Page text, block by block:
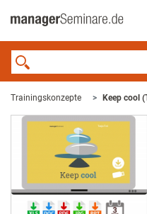
Trainingskonzepte Keep cool